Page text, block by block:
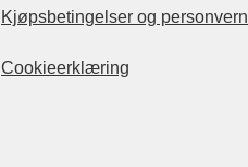
Kjøpsbetingelser og personvern
Cookieerklæring